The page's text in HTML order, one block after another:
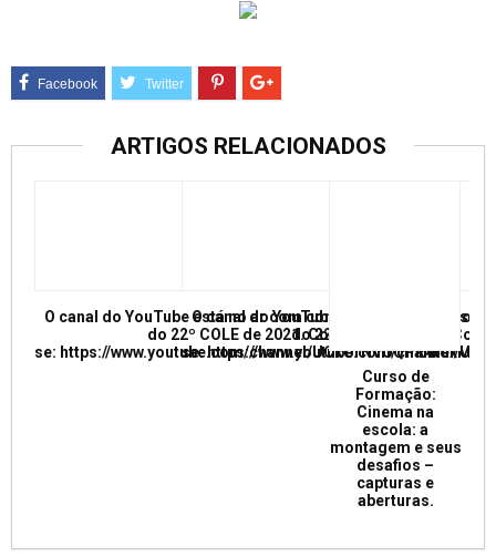
ARTIGOS RELACIONADOS
O canal do YouTube está no ar com conferências e mesas
do 22º COLE de 2021. Confira e inscreva
se: https://www.youtube.com/channel/
O canal do YouTube está no ar com
do 22º COLE de 2021.
se: https://www.youtube.com/channel/
Curso de
Formação:
Cinema na
escola: a
montagem e seus
desafios –
capturas e
aberturas.